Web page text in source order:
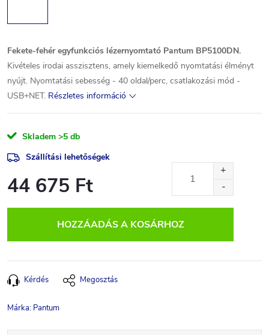
Fekete-fehér egyfunkciós lézernyomtató Pantum BP5100DN.
Kivételes irodai asszisztens, amely kiemelkedő nyomtatási élményt
nyújt. Nyomtatási sebesség - 40 oldal/perc, csatlakozási mód -
USB+NET. Részletes információ
Skladem >5 db
Szállítási lehetőségek
44 675 Ft
HOZZÁADÁS A KOSÁRHOZ
Kérdés Megosztás
Márka: Pantum